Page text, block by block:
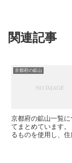
関連記事
京都府の鉱山
京都府の鉱山一覧
てまとめています
るものを使用し、